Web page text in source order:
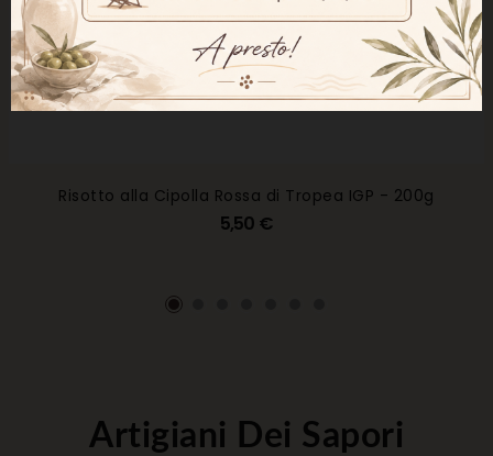
Risotto alla Cipolla Rossa di Tropea IGP - 200g
5,50 €
Artigiani Dei Sapori